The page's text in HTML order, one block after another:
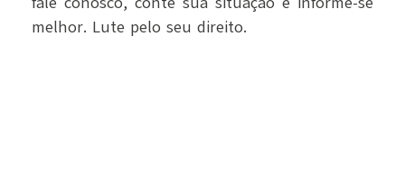
melhor. Lute pelo seu direito.